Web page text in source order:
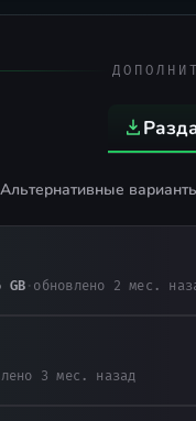
Альтернативные
GB· обновлено 2 мес.
3 мес. назад